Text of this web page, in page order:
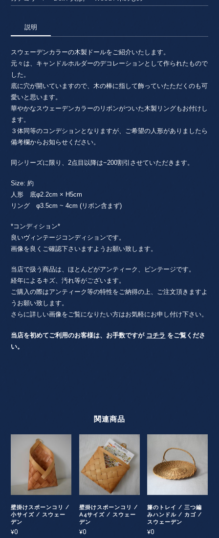
ル
族
衣
装・
ス
ウ
ェ
ー
デ
ン
リ
ン
/
の
子
３
個
説明
スウェーデンカラーの木製ドールをご紹介いたします。
元々は、キャンドルホルダーのデコレーションとして作られたもので
した。
底に穴が開いていますので、木の棒に指して飾っていたただくのも可
愛いと思います。
華やかなスウェーデンカラーのリボンがついた木製リングもお付けし
ます。
３体同等のコンデションとなりますが、ご希望の人形がありましたら
備考欄からお知らせください。
同シリーズに限り、2点目以降は−200割引させていただきます。
Size: 約
人形 底φ2.2cm × H5cm
リング φ3.5cm ~ 4cm (リボン含まず)
*コンディション*
良いヴィンテージコンディションです。
画像を良くご確認下さいますようお願い致します。
当店で扱う商品は、ほとんどがアンティーク、ビンテージです。
経年によるキズ、汚れ等がございます。
ご購入の際はアンティーク等の特性をご納得の上、ご注文頂きますよ
うお願い致します。
さらに詳しい画像をご覧になりたい方はお気軽にお申し付け下さい。
当店を初めてご利用のお客様は、お手数ですが コチラ をご覧くださ
い。
関連商品
壁掛けスポーンコリ /
小サイズ / スウェー
デン
¥0
壁掛けスポーンコリ /
A4サイズ / スウェー
デン
¥0
籐のトレイ / 三つ編
みハンドル / カゴ /
スウェーデン
¥0